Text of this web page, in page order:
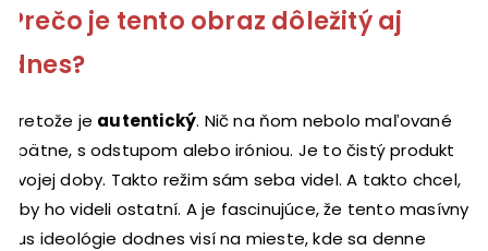
Prečo je tento obraz dôležitý aj
dnes?
Pretože je autentický. Nič na ňom nebolo maľované
spätne, s odstupom alebo iróniou. Je to čistý produkt
svojej doby. Takto režim sám seba videl. A takto chcel,
aby ho videli ostatní. A je fascinujúce, že tento masívny
kus ideológie dodnes visí na mieste, kde sa denne